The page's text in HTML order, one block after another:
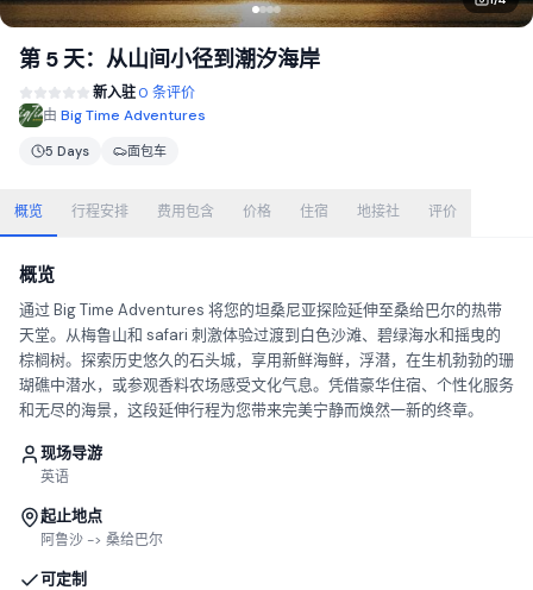
第 5 天：从山间小径到潮汐海岸
新入驻0 条评价
由 Big Time Adventures
5 Days 面包车
概览 行程安排 费用包含 价格 住宿 地接社 评价
概览
通过 Big Time Adventures 将您的坦桑尼亚探险延伸至桑给巴尔的热带
天堂。从梅鲁山和 safari 刺激体验过渡到白色沙滩、碧绿海水和摇曳的
棕榈树。探索历史悠久的石头城，享用新鲜海鲜，浮潜，在生机勃勃的珊
瑚礁中潜水，或参观香料农场感受文化气息。凭借豪华住宿、个性化服务
和无尽的海景，这段延伸行程为您带来完美宁静而焕然一新的终章。
现场导游
英语
起止地点
阿鲁沙 -> 桑给巴尔
可定制